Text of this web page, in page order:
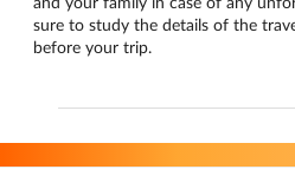
sure to study the details of the
before your trip.